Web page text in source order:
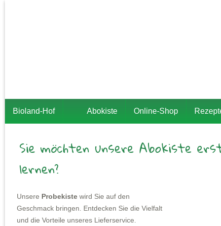
Bioland-Hof Abokiste Online-Shop
Sie möchten unsere Abokiste
lernen?
Unsere Probekiste wird Sie auf den
Geschmack bringen. Entdecken Sie die Vielfalt
und die Vorteile unseres Lieferservice.